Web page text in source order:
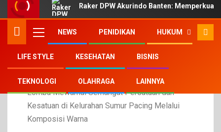
Raker DPW Akurindo Banten:
NEWS PENIDIKAN HUKUM
LIFE STYLE KESEHATAN BISNIS
TEKNOLOGI OLAHRAGA LAINNYA
Home Agustus
Lomba Mewarnai Semangat Persatuan dan
Kesatuan di Kelurahan Sumur Pacing Melalui
Komposisi Warna